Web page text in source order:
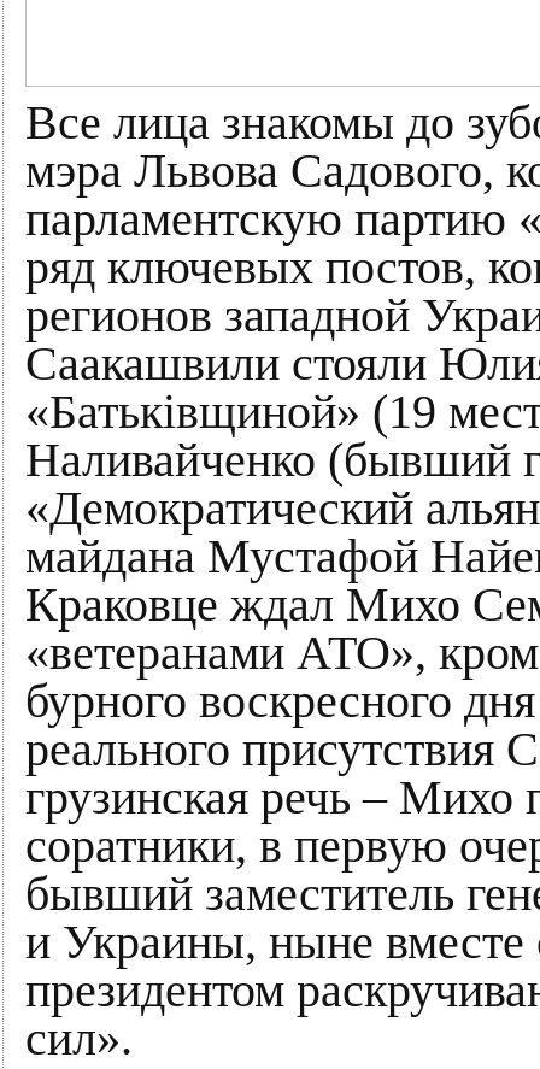
Все лица знакомы до
мэра Львова Садового,
парламентскую партию
ряд ключевых постов,
регионов западной
Саакашвили стояли
«Батьківщиной» (19
Наливайченко (бывший
«Демократический
майдана Мустафой
Краковце ждал Михо
«ветеранами АТО»,
бурного воскресного
реального
грузинская речь – Михо
соратники, в первую
бывший заместитель
и Украины, ныне
президентом
сил».